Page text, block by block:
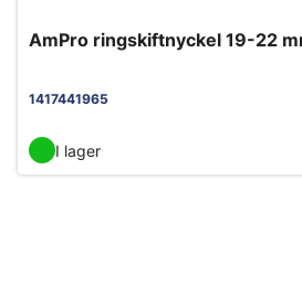
AmPro ringskiftnyckel 19-22
1417441965
I lager